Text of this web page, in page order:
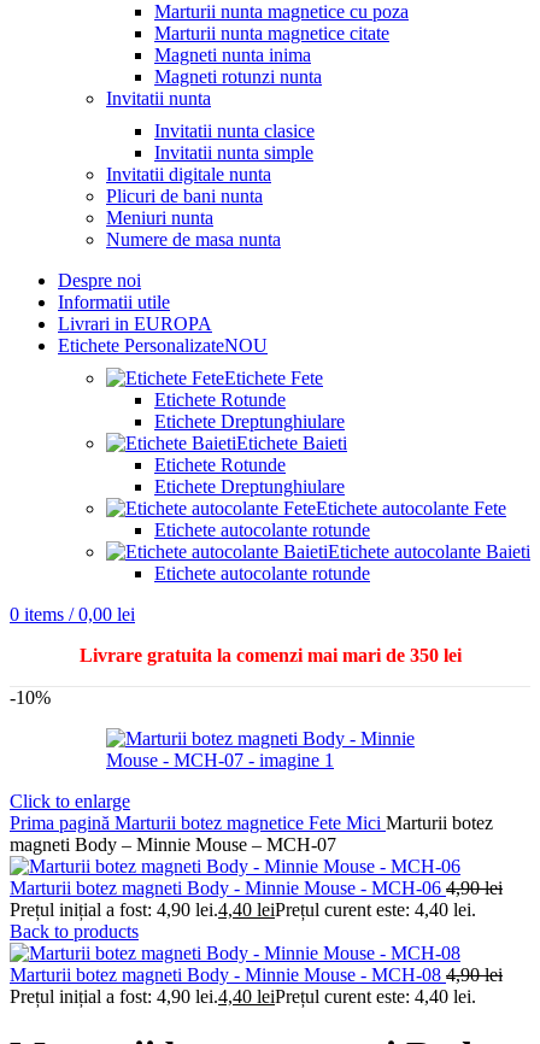
Marturii nunta magnetice cu poza
Marturii nunta magnetice citate
Magneti nunta inima
Magneti rotunzi nunta
Invitatii nunta
Invitatii nunta clasice
Invitatii nunta simple
Invitatii digitale nunta
Plicuri de bani nunta
Meniuri nunta
Numere de masa nunta
Despre noi
Informatii utile
Livrari in EUROPA
Etichete PersonalizateNOU
Etichete Fete
Etichete Rotunde
Etichete Dreptunghiulare
Etichete Baieti
Etichete Rotunde
Etichete Dreptunghiulare
Etichete autocolante Fete
Etichete autocolante rotunde
Etichete autocolante Baieti
Etichete autocolante rotunde
0 items / 0,00 lei
Livrare gratuita la comenzi mai mari de 350 lei
-10%
Click to enlarge
Prima pagină Marturii botez magnetice Fete Mici Marturii botez
magneti Body – Minnie Mouse – MCH-07
Marturii botez magneti Body - Minnie Mouse - MCH-06 4,90lei
Prețul inițial a fost: 4,90 lei.4,40 leiPrețul curent este: 4,40 lei.
Back to products
Marturii botez magneti Body - Minnie Mouse - MCH-08 4,90lei
Prețul inițial a fost: 4,90 lei.4,40 leiPrețul curent este: 4,40 lei.